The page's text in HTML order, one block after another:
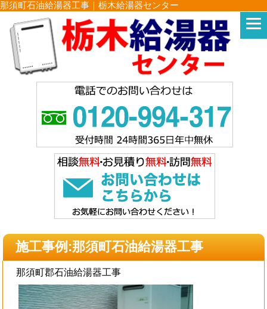
那須町石油給湯器工事｜栃木給湯器センター
施工事例:那須町石油給湯器工事
那須町郡石油給湯器工事